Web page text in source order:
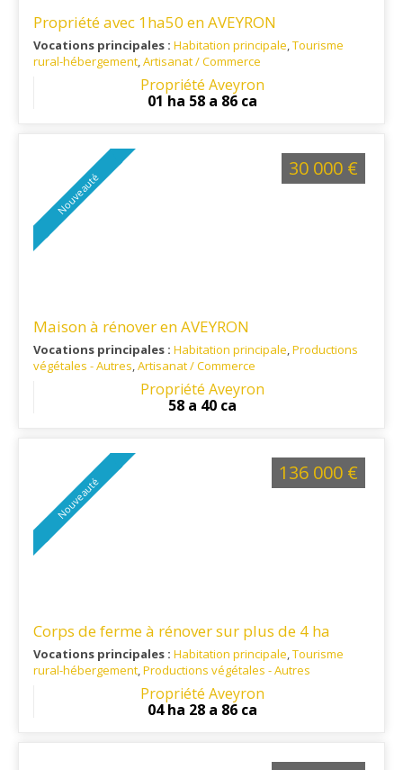
Propriété avec 1ha50 en AVEYRON
Vocations principales : Habitation principale,Tourisme
rural-hébergement,Artisanat / Commerce
: situé à 20 km de Rodez
Propriété Aveyron
01 ha 58 a 86 ca
Nouveauté
Maison à rénover en AVEYRON
Vocations principales : Habitation principale,Productions
végétales - Autres,Artisanat / Commerce
: A 21 km de Réquista, à 15 km de Salmiech et
à 15 km de Cassagnes-Bégonhès
Propriété Aveyron
58 a 40 ca
30 000 €
Nouveauté
Corps de ferme à rénover sur plus de 4 ha
Vocations principales : Habitation principale,Tourisme
rural-hébergement,Productions végétales - Autres
: Entre Villefranche-de-Rouergue et Rodez,
sur la commune de Rieupeyroux
Propriété Aveyron
04 ha 28 a 86 ca
136 000 €